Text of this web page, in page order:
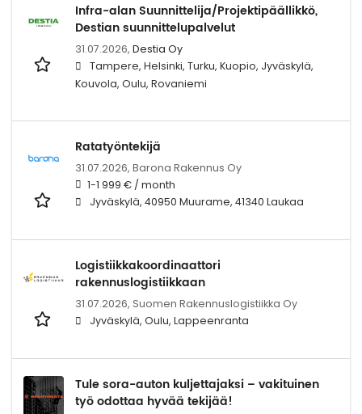
Infra-alan Suunnittelija/Projektipäällikkö,
Destian suunnittelupalvelut
31.07.2026, Destia Oy
Tampere, Helsinki, Turku, Kuopio, Jyväskylä,
Kouvola, Oulu, Rovaniemi
Ratatyöntekijä
31.07.2026, Barona Rakennus Oy
1-1 999 € / month
Jyväskylä, 40950 Muurame, 41340 Laukaa
Logistiikkakoordinaattori
rakennuslogistiikkaan
31.07.2026, Suomen Rakennuslogistiikka Oy
Jyväskylä, Oulu, Lappeenranta
Tule sora-auton kuljettajaksi – vakituinen
työ odottaa hyvää tekijää!